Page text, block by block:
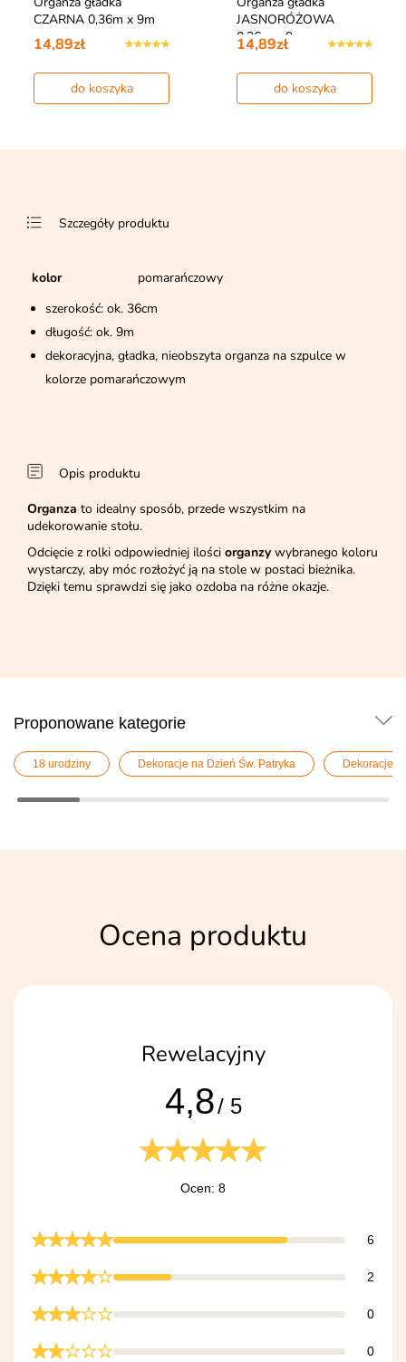
CZARNA 0,36m x 9m
14,89zł
do koszyka
JASNORÓŻOWA
0,36m x 9m
14,89zł
do koszyka
Szczegóły produktu
kolor
pomarańczowy
szerokość: ok. 36cm
długość: ok. 9m
dekoracyjna, gładka, nieobszyta organza na szpulce w
kolorze pomarańczowym
Opis produktu
Organza to idealny sposób, przede wszystkim na
udekorowanie stołu.
Odcięcie z rolki odpowiedniej ilości organzy wybranego koloru
wystarczy, aby móc rozłożyć ją na stole w postaci bieżnika.
Dzięki temu sprawdzi się jako ozdoba na różne okazje.
Proponowane kategorie
18 urodziny Dekoracje na Dzień Św. Patryka Dekoracje
Ocena produktu
Rewelacyjny
4,8/ 5
Ocen: 8
6
2
0
0